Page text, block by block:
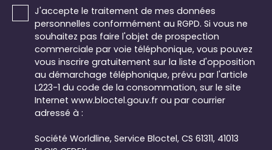
J'accepte le traitement de mes données
personnelles conformément au RGPD. Si vous ne
souhaitez pas faire l'objet de prospection
commerciale par voie téléphonique, vous pouvez
vous inscrire gratuitement sur la liste d'opposition
au démarchage téléphonique, prévu par l'article
L223-1 du code de la consommation, sur le site
Internet www.bloctel.gouv.fr ou par courrier
adressé à :
Société Worldline, Service Bloctel, CS 61311, 41013